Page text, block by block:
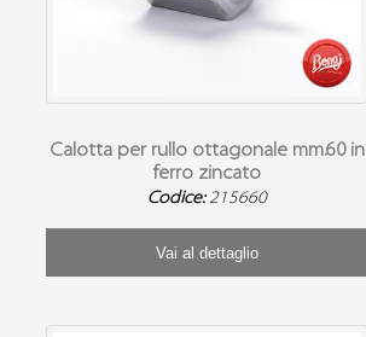
Calotta per rullo ottagonale mm.60 in
ferro zincato
Codice:215660
Vai al dettaglio